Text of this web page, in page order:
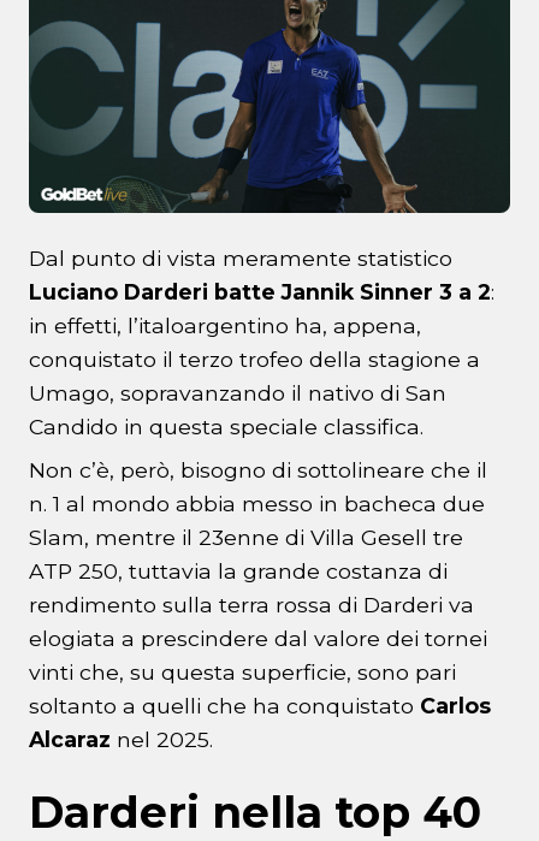
Dal punto di vista meramente statistico
Luciano Darderi batte Jannik Sinner 3 a 2:
in effetti, l’italoargentino ha, appena,
conquistato il terzo trofeo della stagione a
Umago, sopravanzando il nativo di San
Candido in questa speciale classifica.
Non c’è, però, bisogno di sottolineare che il
n. 1 al mondo abbia messo in bacheca due
Slam, mentre il 23enne di Villa Gesell tre
ATP 250, tuttavia la grande costanza di
rendimento sulla terra rossa di Darderi va
elogiata a prescindere dal valore dei tornei
vinti che, su questa superficie, sono pari
soltanto a quelli che ha conquistato Carlos
Alcaraz nel 2025.
Darderi nella top 40